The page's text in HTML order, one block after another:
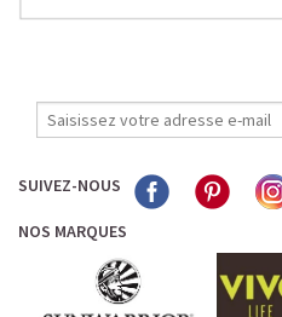
SUIVEZ-NOUS
NOS MARQUES